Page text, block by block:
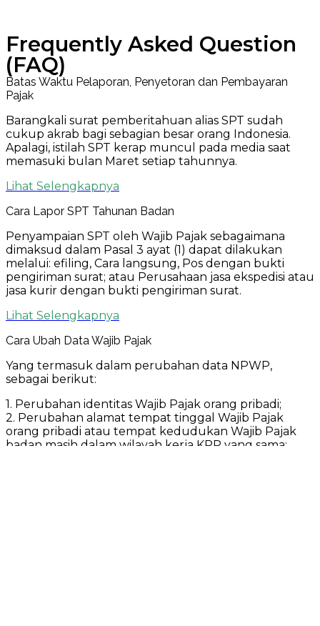
Frequently Asked Question
(FAQ)
Batas Waktu Pelaporan, Penyetoran dan Pembayaran
Pajak
Barangkali surat pemberitahuan alias SPT sudah
cukup akrab bagi sebagian besar orang Indonesia.
Apalagi, istilah SPT kerap muncul pada media saat
memasuki bulan Maret setiap tahunnya.
Lihat Selengkapnya
Cara Lapor SPT Tahunan Badan
Penyampaian SPT oleh Wajib Pajak sebagaimana
dimaksud dalam Pasal 3 ayat (1) dapat dilakukan
melalui: efiling, Cara langsung, Pos dengan bukti
pengiriman surat; atau Perusahaan jasa ekspedisi atau
jasa kurir dengan bukti pengiriman surat.
Lihat Selengkapnya
Cara Ubah Data Wajib Pajak
Yang termasuk dalam perubahan data NPWP,
sebagai berikut:
1. Perubahan identitas Wajib Pajak orang pribadi;
2. Perubahan alamat tempat tinggal Wajib Pajak
orang pribadi atau tempat kedudukan Wajib Pajak
badan masih dalam wilayah kerja KPP yang sama;